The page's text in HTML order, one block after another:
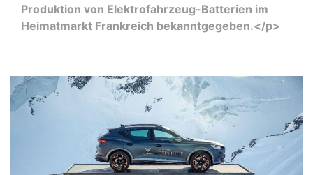
Produktion von Elektrofahrzeug-Batterien im
Heimatmarkt Frankreich bekanntgegeben.</p>